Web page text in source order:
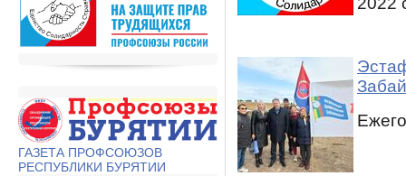
ГАЗЕТА ПРОФСОЮЗОВ
РЕСПУБЛИКИ БУРЯТИИ